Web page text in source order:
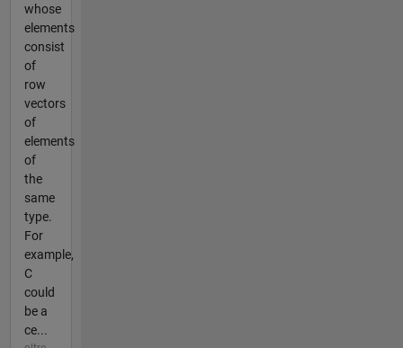
whose
elements
consist
of
row
vectors
of
elements
of
the
same
type.
For
example,
C
could
be a
ce...